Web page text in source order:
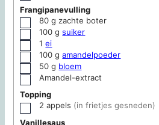
Frangipanevulling
▢
80 g zachte boter
▢
100 g suiker
▢
1 ei
▢
100 g amandelpoeder
▢
50 g bloem
▢
Amandel-extract
Topping
▢
2 appels (in frietjes gesneden)
Vanillesaus